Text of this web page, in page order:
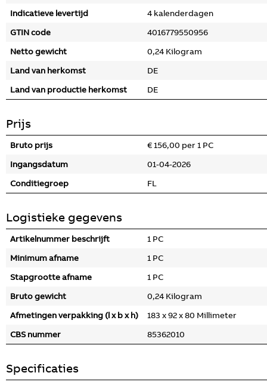
Indicatieve levertijd
4 kalenderdagen
GTIN code
4016779550956
Netto gewicht
0,24 Kilogram
Land van herkomst
DE
Land van productie herkomst
DE
Prijs
Bruto prijs
€ 156,00 per 1 PC
Ingangsdatum
01-04-2026
Conditiegroep
FL
Logistieke gegevens
Artikelnummer beschrijft
1 PC
Minimum afname
1 PC
Stapgrootte afname
1 PC
Bruto gewicht
0,24 Kilogram
Afmetingen verpakking (l x b x h)
183 x 92 x 80 Millimeter
CBS nummer
85362010
Specificaties